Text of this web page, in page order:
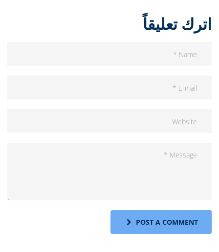
اترك تعليقاً
POST A COMMENT